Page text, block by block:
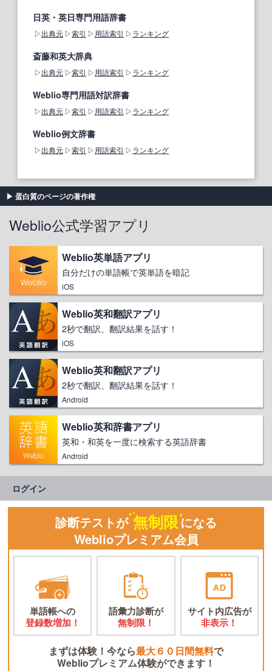
日英・英日専門用語辞書
出典元 索引 用語索引 ランキング
斎藤和英大辞典
出典元 索引 用語索引 ランキング
Weblio専門用語対訳辞書
出典元 索引 用語索引 ランキング
Weblio例文辞書
出典元 索引 用語索引 ランキング
蛋白質のページの著作権
Weblio公式学習アプリ
Weblio英単語アプリ
自分だけの単語帳で英単語を暗記
iOS
Weblio英和翻訳アプリ
2秒で翻訳、翻訳結果を話す！
iOS
Weblio英和翻訳アプリ
2秒で翻訳、翻訳結果を話す！
Android
Weblio英和辞書アプリ
英和・和英を一度に検索する英語辞書
Android
ログイン
診断テストが 無制限になる
Weblioプレミアム会員
単語帳への
登録数増加！
語彙力診断が
無制限！
サイト内広告が
非表示！
まずは体験！今なら最大６０日間無料で
Weblioプレミアム体験ができます！